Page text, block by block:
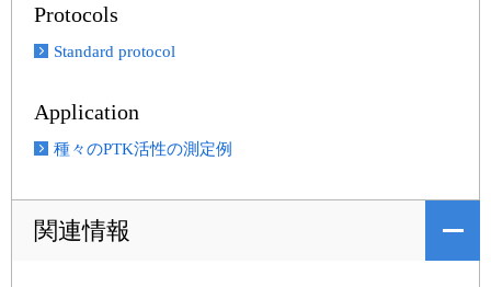
Protocols
Standard protocol
Application
種々のPTK活性の測定例
関連情報